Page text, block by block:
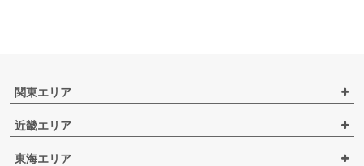
関東エリア
近畿エリア
東海エリア